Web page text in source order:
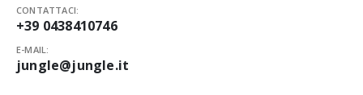
CONTATTACI:
+39 0438410746
E-MAIL:
jungle@jungle.it